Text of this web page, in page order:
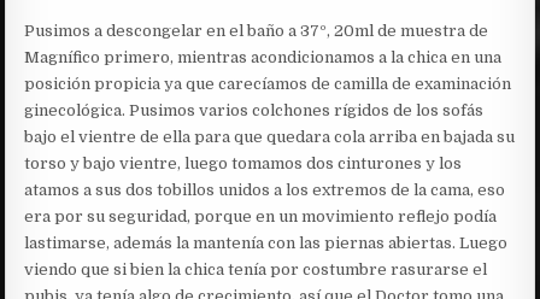
Pusimos a descongelar en el baño a 37º, 20ml de muestra de
Magnífico primero, mientras acondicionamos a la chica en una
posición propicia ya que carecíamos de camilla de examinación
ginecológica. Pusimos varios colchones rígidos de los sofás
bajo el vientre de ella para que quedara cola arriba en bajada su
torso y bajo vientre, luego tomamos dos cinturones y los
atamos a sus dos tobillos unidos a los extremos de la cama, eso
era por su seguridad, porque en un movimiento reflejo podía
lastimarse, además la mantenía con las piernas abiertas. Luego
viendo que si bien la chica tenía por costumbre rasurarse el